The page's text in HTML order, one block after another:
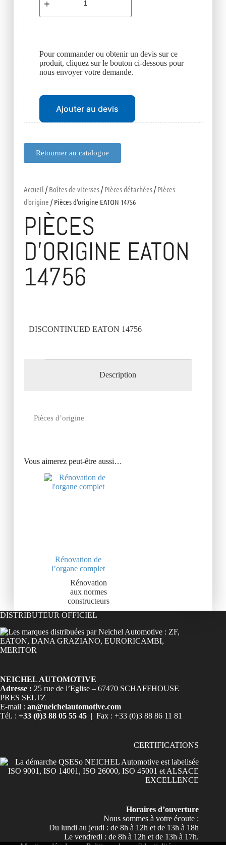
Retourner au catalogue
Accueil /Boîtes de vitesses/Pièces détachées/Pièces
d'origine / Pièces d’origine EATON 14756
PIÈCES
D’ORIGINE EATON
14756
DISCONTINUED EATON 14756
Description
Pièces d’origine
Vous aimerez peut-être aussi…
Rénovation de
l’organe complet
Rénovation
aux normes
constructeurs
Pour commander ou obtenir un devis sur ce
produit, cliquez sur le bouton ci-dessous pour
nous envoyer votre demande.
Ajouter au devis
DISTRIBUTEUR OFFICIEL
NEICHEL AUTOMOTIVE
Adresse : 25 rue de l’Eglise – 67470 SCHAFFHOUSE
PRES SELTZ
E-mail : an@neichelautomotive.com
Tél. : +33 (0)3 88 05 55 45 | Fax : +33 (0)3 88 86 11 81
CERTIFICATIONS
Horaires d’ouverture
Nous sommes à votre écoute :
Du lundi au jeudi : de 8h à 12h et de 13h à 18h
Le vendredi : de 8h à 12h et de 13h à 17h.